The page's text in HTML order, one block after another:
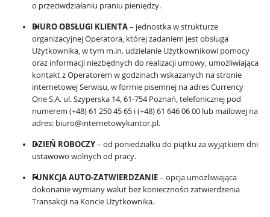
o przeciwdziałaniu praniu pieniędzy.
BIURO OBSŁUGI KLIENTA– jednostka w strukturze
organizacyjnej Operatora, której zadaniem jest obsługa
Użytkownika, w tym m.in. udzielanie Użytkownikowi pomocy
oraz informacji niezbędnych do realizacji umowy, umożliwiająca
kontakt z Operatorem w godzinach wskazanych na stronie
internetowej Serwisu, w formie pisemnej na adres Currency
One S.A. ul. Szyperska 14, 61-754 Poznań, telefonicznej pod
numerem (+48) 61 250 45 65 i (+48) 61 646 06 00 lub mailowej na
adres: biuro@internetowykantor.pl.
DZIEŃ ROBOCZY– od poniedziałku do piątku za wyjątkiem dni
ustawowo wolnych od pracy.
FUNKCJA AUTO-ZATWIERDZANIE– opcja umożliwiająca
dokonanie wymiany walut bez konieczności zatwierdzenia
Transakcji na Koncie Użytkownika.